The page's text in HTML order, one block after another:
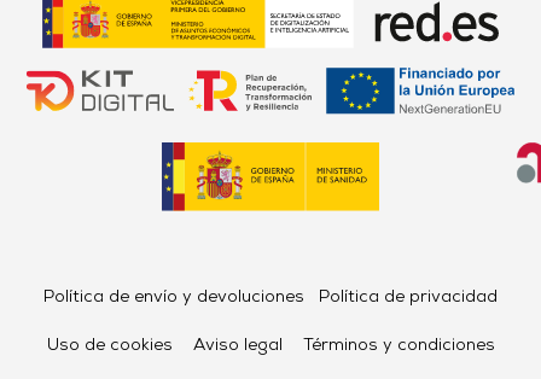
Política de envío y devoluciones Política de privacidad
Uso de cookies Aviso legal Términos y condiciones